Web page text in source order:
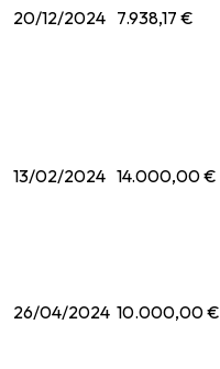
20/12/2024 7.938,17 €
13/02/2024 14.000,00 €
26/04/2024 10.000,00 €